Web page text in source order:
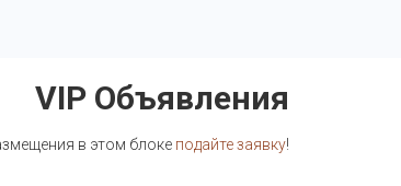
VIP Объявления
в этом блоке подайте заявку!